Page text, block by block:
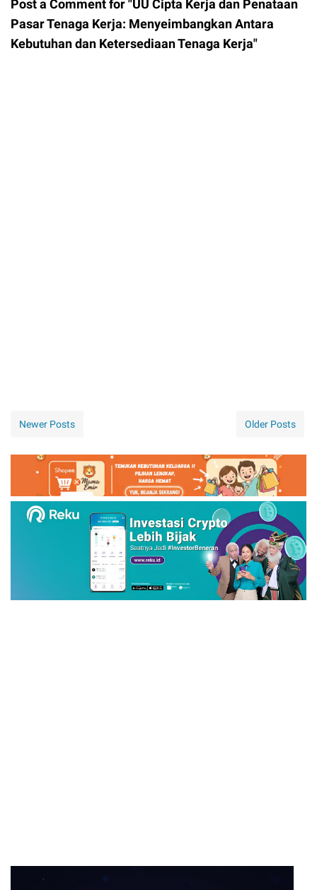
Post a Comment for "UU Cipta Kerja dan Penataan
Pasar Tenaga Kerja: Menyeimbangkan Antara
Kebutuhan dan Ketersediaan Tenaga Kerja"
Newer Posts Older Posts